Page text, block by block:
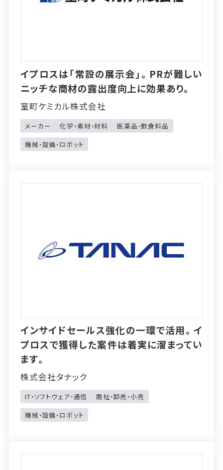
イプロスは「常設の展示会」。PRが難しい
ニッチな商材の露出度向上に効果あり。
室町ケミカル株式会社
メーカー 化学・素材・材料
医薬品・飲食料品
機械・設備・ロボット
インサイドセールス強化の一環で活用。イ
プロスで獲得した案件は着実に溜まってい
ます。
株式会社タナック
IT・ソフトウェア・通信
商社・卸売・小売
機械・設備・ロボット